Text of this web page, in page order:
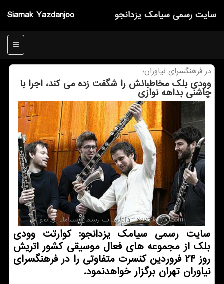
Siamak Yazdanjoo سایت رسمی سیامك یزدانجو
منو
در فرهنگسرای نیاوران؛
وودی بلك مخاطبانش را شگفت زده می كند، اجرا با
چاشنی بداهه نوازی
سایت رسمی سیامك یزدانجو: كوارتت وودی
بلك از مجموعه های فعال موسیقی كشور اتریش
روز ۲۴ فروردین كنسرت متفاوتی را در فرهنگسرای
نیاوران تهران برگزار خواهدنمود.